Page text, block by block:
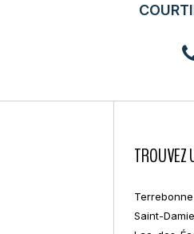
TROUVEZ
Terrebonne
Saint-